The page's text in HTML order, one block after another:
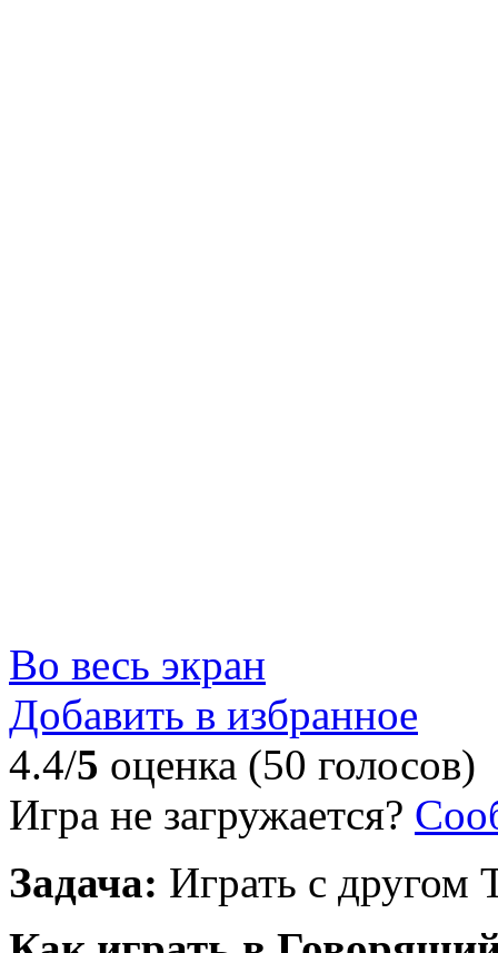
Во весь экран
Добавить в избранное
4.4/5 оценка (50 голосов)
Игра не загружается?
Задача: Играть с другом